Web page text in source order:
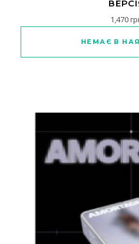
1,470
НЕМАЄ В